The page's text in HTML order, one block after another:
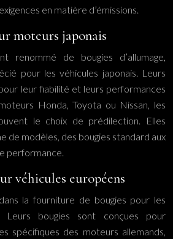
en matière d’émissions.
moteurs japonais
renommé de bougies d’allumage,
pour les véhicules japonais. Leurs
leur fiabilité et leurs performances
Honda, Toyota ou Nissan, les
le choix de prédilection. Elles
de modèles, des bougies standard aux
performance.
véhicules européens
la fourniture de bougies pour les
Leurs bougies sont conçues pour
spécifiques des moteurs allemands,